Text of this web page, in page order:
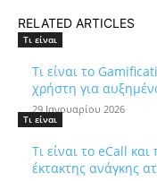
RELATED ARTICLES
Τι είναι
Τι είναι το
χρήστη για
29 Ιανουαρίου 2026
Τι είναι
Τι είναι το eCall
έκτακτης ανάγκης